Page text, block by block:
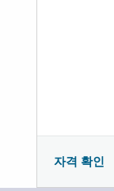
자격 확인